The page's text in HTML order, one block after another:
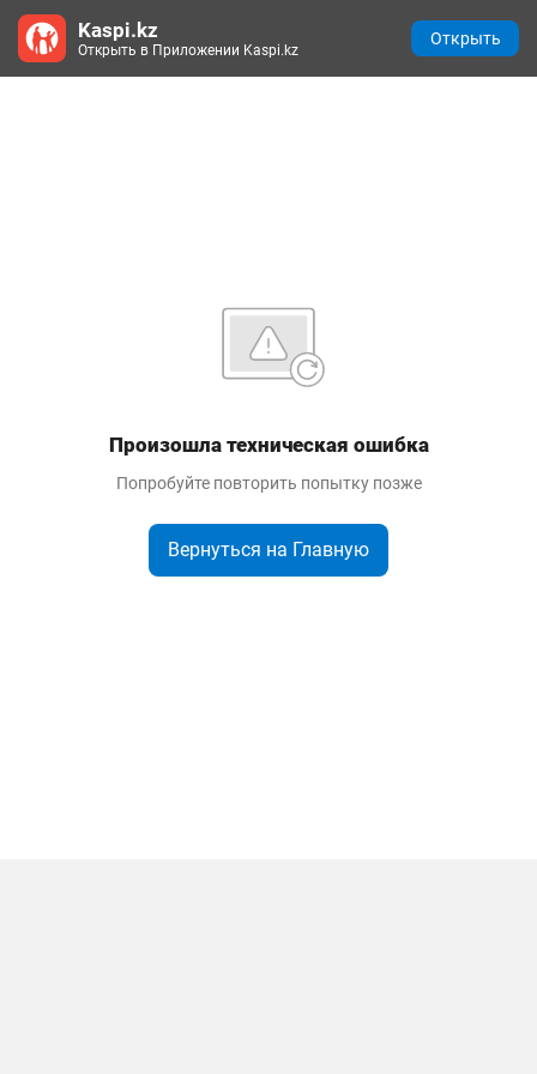
Произошла техническая ошибка
Попробуйте повторить попытку позже
Вернуться на Главную
Kaspi.kz
Открыть в Приложении Kaspi.kz
Открыть